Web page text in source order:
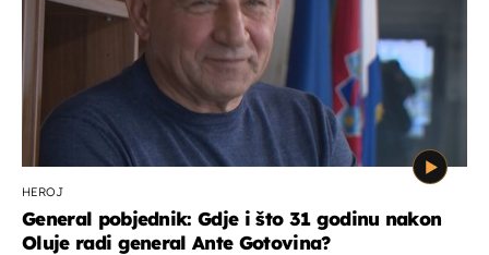
HEROJ
General pobjednik: Gdje i što 31 godinu nakon
Oluje radi general Ante Gotovina?